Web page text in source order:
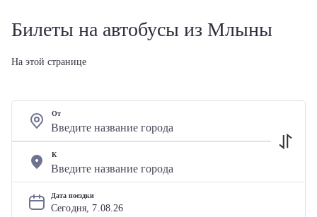
Билеты на автобусы из Млыны
На этой странице
От
К
Дата поездки
Сегодня, 7.08.26